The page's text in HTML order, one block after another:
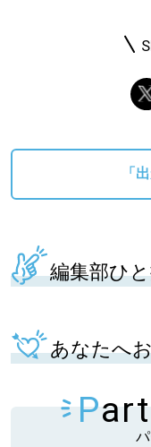
「
編集部ひ
あなたへ
P